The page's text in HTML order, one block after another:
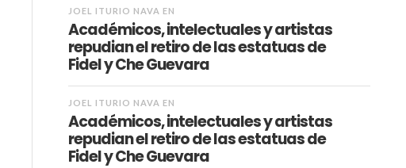
JOEL ITURIO NAVA EN
Académicos, intelectuales y artistas
repudian el retiro de las estatuas de
Fidel y Che Guevara
JOEL ITURIO NAVA EN
Académicos, intelectuales y artistas
repudian el retiro de las estatuas de
Fidel y Che Guevara